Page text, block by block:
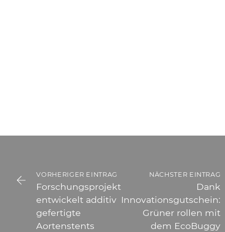
VORHERIGER EINTRAG
Forschungsprojekt
entwickelt additiv
gefertigte
Aortenstents
NÄCHSTER EINTRAG
Dank
Innovationsgutschein:
Grüner rollen mit
dem EcoBuggy